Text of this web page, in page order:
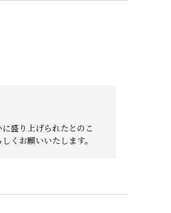
盛り上げられたとのこ
くお願いいたします。